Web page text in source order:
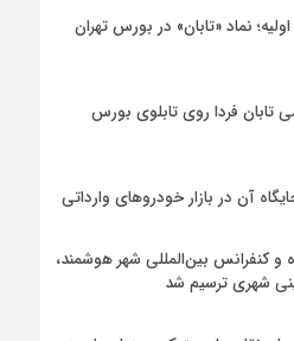
نماد «تابان» در بورس تهران
تابان فردا روی تابلوی بورس
و کنفرانس بین‌المللی شهر هوشمند،
شهری ترسیم شد